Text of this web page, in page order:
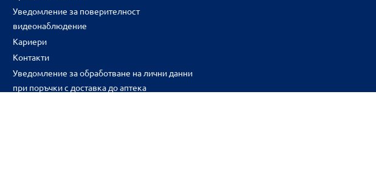
Уведомление за поверителност
видеонаблюдение
Кариери
Контакти
Уведомление за обработване на лични данни
при поръчки с доставка до аптека